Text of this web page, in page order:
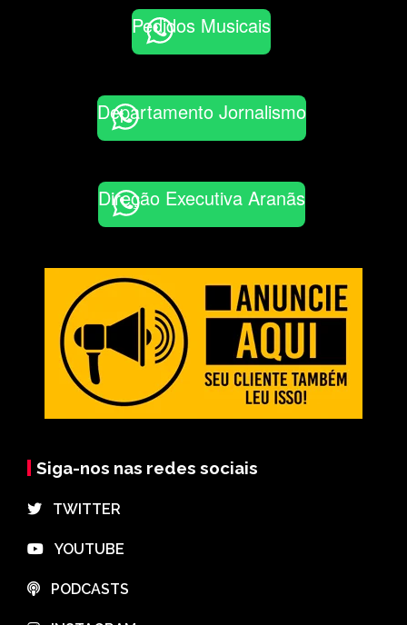
Pedidos Musicais
Departamento Jornalismo
Direção Executiva Aranãs
Siga-nos nas redes sociais
⠀TWITTER
⠀YOUTUBE
⠀PODCASTS